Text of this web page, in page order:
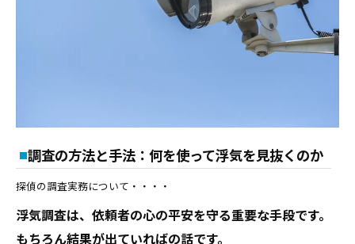
調査の方法と手法：何を使って浮気を見抜くのか
探偵の調査実務について・・・・
浮気調査は、依頼者の心の平安を守る重要な手段です。
もちろん結果が出ていればの話です。